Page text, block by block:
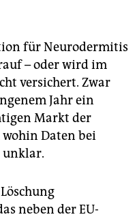
für Neurodermitis
– oder wird im
versichert. Zwar
Jahr ein
Markt der
Daten bei
unklar.
neben der EU-